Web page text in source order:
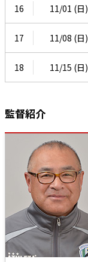
16 11/01 (日)
17 11/08 (日)
18 11/15 (日)
監督紹介